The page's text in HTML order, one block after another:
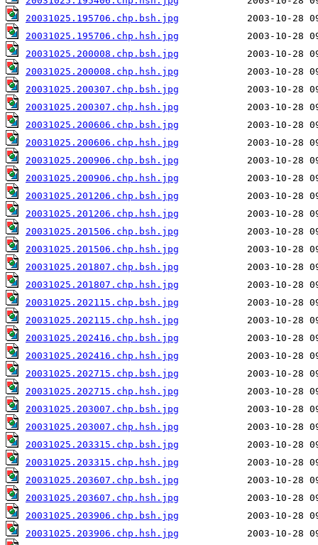
20031025.195706.chp.bsh.jpg
20031025.195706.chp.hsh.jpg
20031025.200008.chp.bsh.jpg
20031025.200008.chp.hsh.jpg
20031025.200307.chp.bsh.jpg
20031025.200307.chp.hsh.jpg
20031025.200606.chp.bsh.jpg
20031025.200606.chp.hsh.jpg
20031025.200906.chp.bsh.jpg
20031025.200906.chp.hsh.jpg
20031025.201206.chp.bsh.jpg
20031025.201206.chp.hsh.jpg
20031025.201506.chp.bsh.jpg
20031025.201506.chp.hsh.jpg
20031025.201807.chp.bsh.jpg
20031025.201807.chp.hsh.jpg
20031025.202115.chp.bsh.jpg
20031025.202115.chp.hsh.jpg
20031025.202416.chp.bsh.jpg
20031025.202416.chp.hsh.jpg
20031025.202715.chp.bsh.jpg
20031025.202715.chp.hsh.jpg
20031025.203007.chp.bsh.jpg
20031025.203007.chp.hsh.jpg
20031025.203315.chp.bsh.jpg
20031025.203315.chp.hsh.jpg
20031025.203607.chp.bsh.jpg
20031025.203607.chp.hsh.jpg
20031025.203906.chp.bsh.jpg
20031025.203906.chp.hsh.jpg